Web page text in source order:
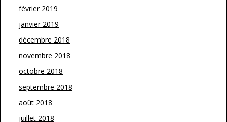
février 2019
janvier 2019
décembre 2018
novembre 2018
octobre 2018
septembre 2018
août 2018
juillet 2018